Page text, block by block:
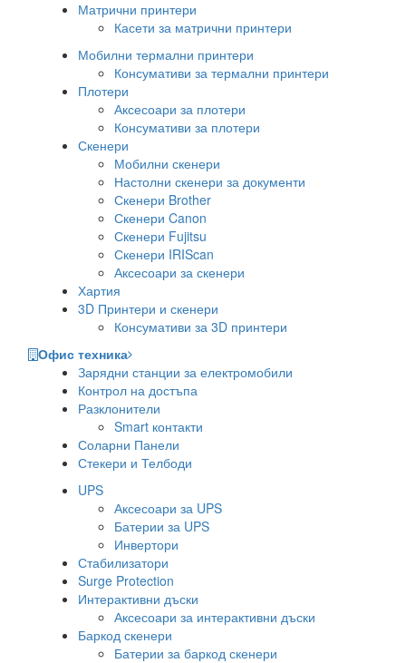
Матрични принтери
Касети за матрични принтери
Мобилни термални принтери
Консумативи за термални принтери
Плотери
Аксесоари за плотери
Консумативи за плотери
Скенери
Мобилни скенери
Настолни скенери за документи
Скенери Brother
Скенери Canon
Скенери Fujitsu
Скенери IRIScan
Аксесоари за скенери
Хартия
3D Принтери и скенери
Консумативи за 3D принтери
Офис техника
Зарядни станции за електромобили
Контрол на достъпа
Разклонители
Smart контакти
Соларни Панели
Стекери и Телбоди
UPS
Аксесоари за UPS
Батерии за UPS
Инвертори
Стабилизатори
Surge Protection
Интерактивни дъски
Аксесоари за интерактивни дъски
Баркод скенери
Батерии за баркод скенери